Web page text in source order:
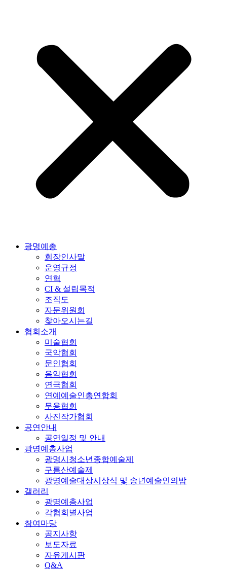
광명예총
회장인사말
운영규정
연혁
CI & 설립목적
조직도
자문위원회
찾아오시는길
협회소개
미술협회
국악협회
문인협회
음악협회
연극협회
연예예술인총연합회
무용협회
사진작가협회
공연안내
공연일정 및 안내
광명예총사업
광명시청소년종합예술제
구름산예술제
광명예술대상시상식 및 송년예술인의밤
갤러리
광명예총사업
각협회별사업
참여마당
공지사항
보도자료
자유게시판
Q&A